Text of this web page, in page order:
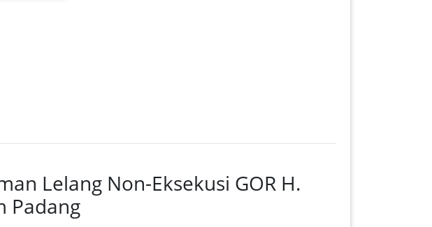
Lelang Non-Eksekusi GOR H.
Padang